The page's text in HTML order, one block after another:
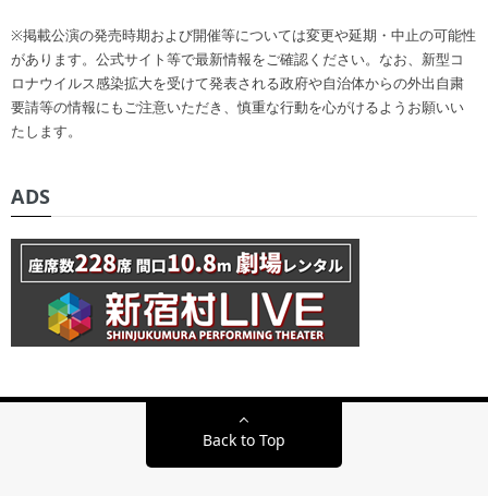
※掲載公演の発売時期および開催等については変更や延期・中止の可能性
があります。公式サイト等で最新情報をご確認ください。なお、新型コ
ロナウイルス感染拡大を受けて発表される政府や自治体からの外出自粛
要請等の情報にもご注意いただき、慎重な行動を心がけるようお願いい
たします。
ADS
Back to Top